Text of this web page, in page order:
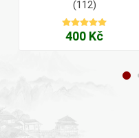
(112)
400 Kč